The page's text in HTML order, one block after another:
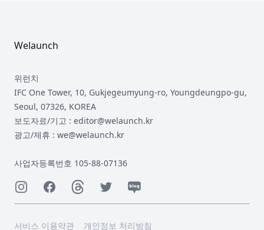
Welaunch
위런치
IFC One Tower, 10, Gukjegeumyung-ro, Youngdeungpo-gu,
Seoul, 07326, KOREA
보도자료/기고 : editor@welaunch.kr
광고/제휴 : we@welaunch.kr
사업자등록번호 105-88-07136
InstagramFacebookThreadsTwitterNaver
서비스 이용약관 개인정보 처리방침